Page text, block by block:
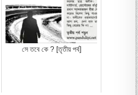
সে তবে কে ? [তৃতীয় পর্ব]